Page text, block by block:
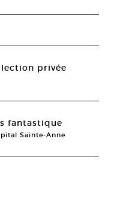
privée
fantastique
Sainte-Anne